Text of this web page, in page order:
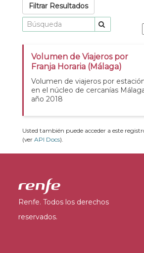
Filtrar Resultados
Volumen de Viajeros por
Franja Horaria (Málaga)
Volumen de viajeros por
en el núcleo de cercanías
año 2018
Usted también puede acceder a este
(ver API Docs).
Renfe. Todos los derechos
reservados.